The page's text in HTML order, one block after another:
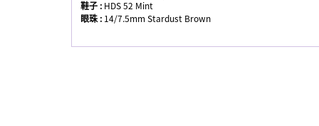
鞋子 : HDS 52 Mint
眼珠 : 14/7.5mm Stardust Brown